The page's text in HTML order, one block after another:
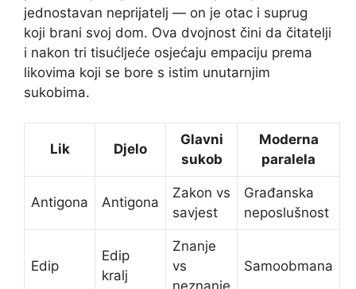
jednostavan neprijatelj — on je otac i suprug
koji brani svoj dom. Ova dvojnost čini da čitatelji
i nakon tri tisućljeće osjećaju empaciju prema
likovima koji se bore s istim unutarnjim
sukobima.
Lik Djelo
Glavni
sukob
Moderna
paralela
Antigona Antigona
Zakon vs
savjest
Građanska
neposlušnost
Edip
Edip
kralj
Znanje
vs
Samoobmana